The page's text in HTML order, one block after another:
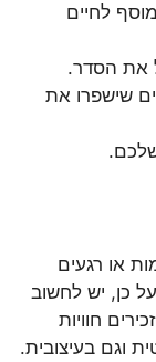
לחיים
את הסדר.
שישפרו את
שלכם.
או רגעים
כן, יש לחשוב
חוויות
וגם בעיצובית.